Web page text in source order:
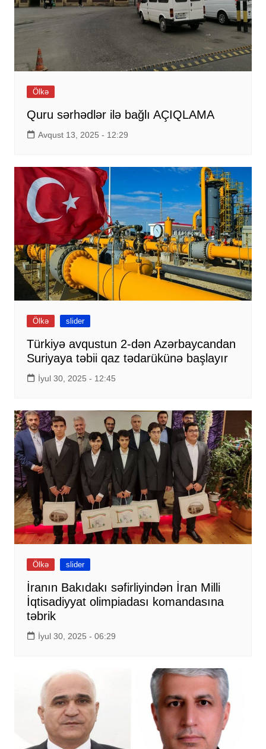
Ölkə
Quru sərhədlər ilə bağlı AÇIQLAMA
Avqust 13, 2025 - 12:29
Ölkə slider
Türkiyə avqustun 2-dən Azərbaycandan
Suriyaya təbii qaz tədarükünə başlayır
İyul 30, 2025 - 12:45
Ölkə slider
İranın Bakıdakı səfirliyindən İran Milli
İqtisadiyyat olimpiadası komandasına
təbrik
İyul 30, 2025 - 06:29